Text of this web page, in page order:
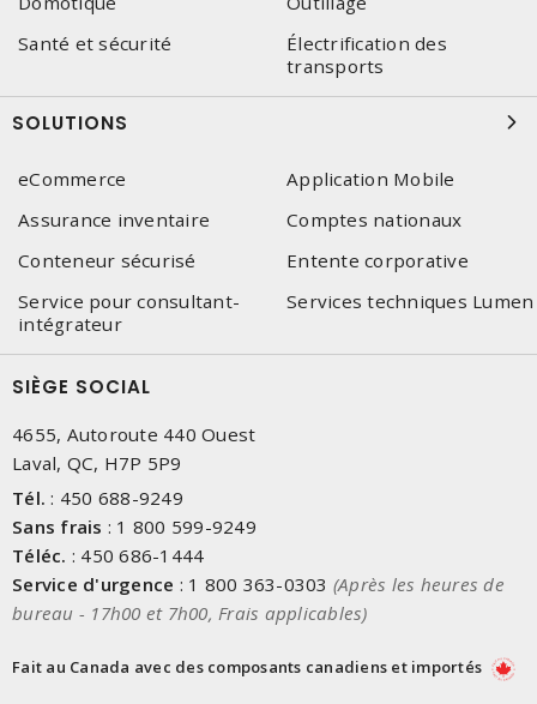
Santé et sécurité
Électrification des
transports
SOLUTIONS
eCommerce
Application Mobile
Assurance inventaire
Comptes nationaux
Conteneur sécurisé
Entente corporative
Service pour consultant-
intégrateur
Services techniques Lumen
SIÈGE SOCIAL
4655, Autoroute 440 Ouest
Laval, QC, H7P 5P9
Tél. : 450 688-9249
Sans frais : 1 800 599-9249
Téléc. : 450 686-1444
Service d'urgence : 1 800 363-0303 (Après les heures de
bureau - 17h00 et 7h00, Frais applicables)
Fait au Canada avec des composants canadiens et importés